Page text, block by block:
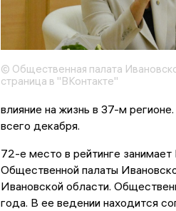
© Общественная палата
страница в "ВКонтакте"
влияние на жизнь в 37-м
всего декабря.
72-е место в рейтинге
Общественной палаты
Ивановской области.
года. В ее ведении находится